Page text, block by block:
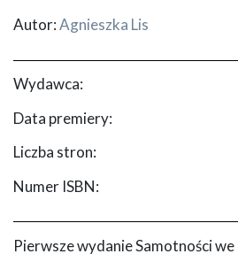
Autor:Agnieszka Lis
Wydawca:
Data premiery:
Liczba stron:
Numer ISBN:
Pierwsze wydanie Samotności